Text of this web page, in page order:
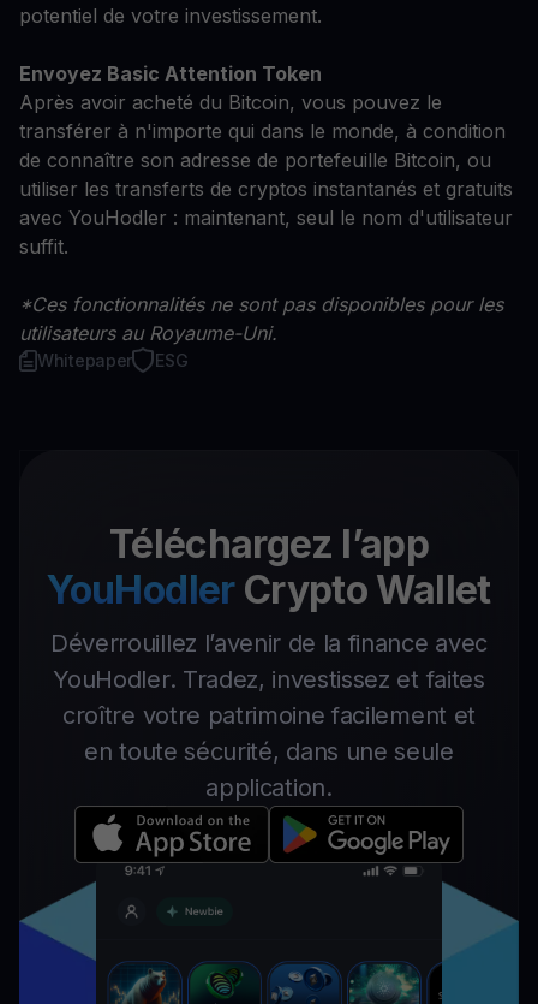
potentiel de votre investissement.
Envoyez Basic Attention Token
Après avoir acheté du Bitcoin, vous pouvez le
transférer à n'importe qui dans le monde, à condition
de connaître son adresse de portefeuille Bitcoin, ou
utiliser les transferts de cryptos instantanés et gratuits
avec YouHodler : maintenant, seul le nom d'utilisateur
suffit.
*Ces fonctionnalités ne sont pas disponibles pour les
utilisateurs au Royaume-Uni.
Whitepaper ESG
Téléchargez l’app
YouHodler Crypto Wallet
Déverrouillez l’avenir de la finance avec
YouHodler. Tradez, investissez et faites
croître votre patrimoine facilement et
en toute sécurité, dans une seule
application.